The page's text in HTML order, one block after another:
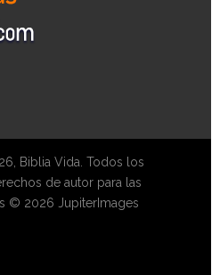
Biblia Vida. Todos los
de autor para las
© 2026 JupiterImages